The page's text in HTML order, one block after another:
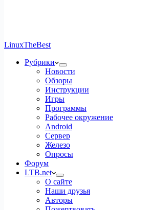
LinuxTheBest
Рубрики
Новости
Обзоры
Инструкции
Игры
Программы
Рабочее окружение
Android
Сервер
Железо
Опросы
Форум
LTB.net
О сайте
Наши друзья
Авторы